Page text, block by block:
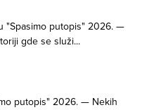
"Spasimo putopis" 2026. —
gde se služi...
putopis" 2026. — Nekih